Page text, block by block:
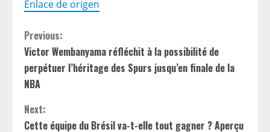
Enlace de origen
C
o
n
t
Previous:
Victor Wembanyama réfléchit à la possibilité de
perpétuer l’héritage des Spurs jusqu’en finale de la
NBA
Next:
Cette équipe du Brésil va-t-elle tout gagner ? Aperçu